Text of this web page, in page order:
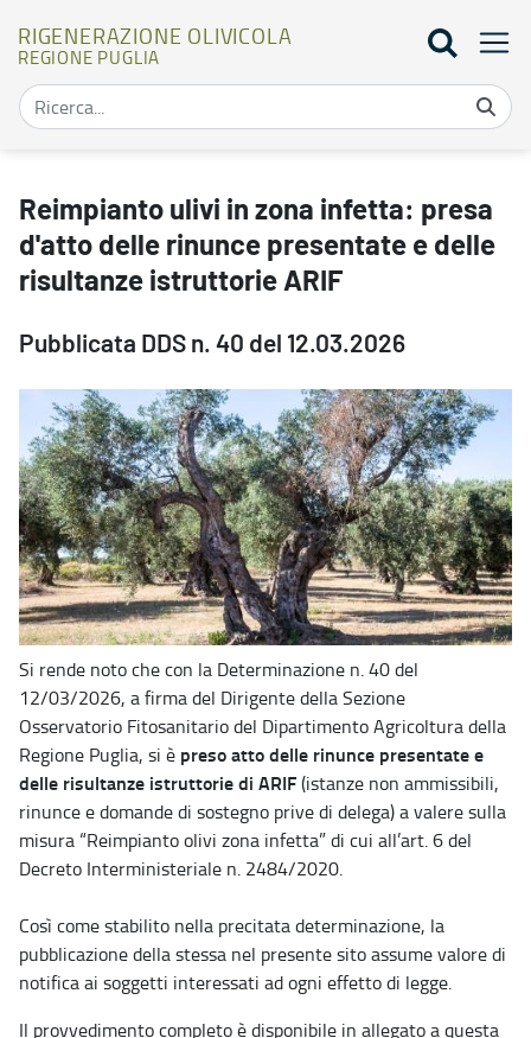
RIGENERAZIONE OLIVICOLA
REGIONE PUGLIA
Reimpianto ulivi in zona infetta: presa
d'atto delle rinunce presentate e delle
risultanze istruttorie ARIF
Pubblicata DDS n. 40 del 12.03.2026
Si rende noto che con la Determinazione n. 40 del
12/03/2026, a firma del Dirigente della Sezione
Osservatorio Fitosanitario del Dipartimento Agricoltura della
Regione Puglia, si è preso atto delle rinunce presentate e
delle risultanze istruttorie di ARIF(istanze non ammissibili,
rinunce e domande di sostegno prive di delega) a valere sulla
misura “Reimpianto olivi zona infetta” di cui all’art. 6 del
Decreto Interministeriale n. 2484/2020.
Così come stabilito nella precitata determinazione, la
pubblicazione della stessa nel presente sito assume valore di
notifica ai soggetti interessati ad ogni effetto di legge.
Il provvedimento completo è disponibile in allegato a questa